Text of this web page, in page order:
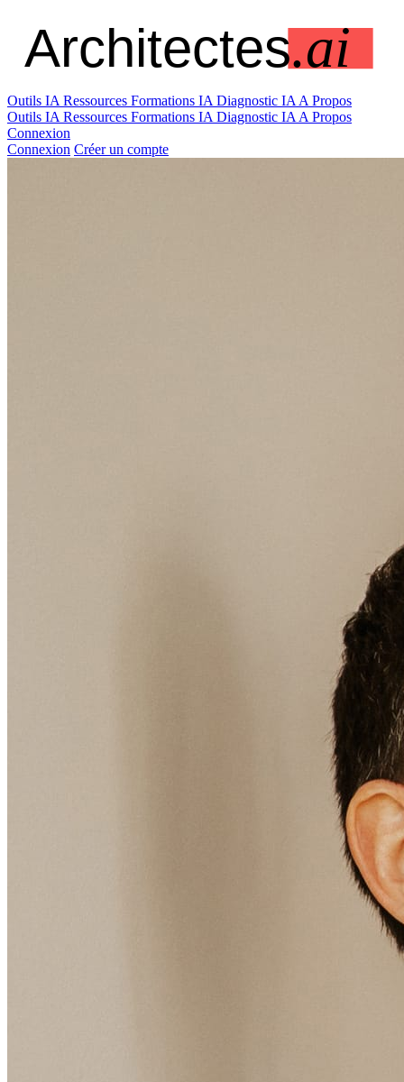
Outils IA Ressources Formations IA Diagnostic IA A Propos
Outils IA Ressources Formations IA Diagnostic IA A Propos
Connexion
Connexion Créer un compte